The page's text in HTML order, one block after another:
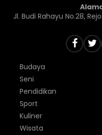
Jl. Budi Rahayu No.28,
Budaya
Seni
Pendidikan
Sport
Kuliner
Wisata